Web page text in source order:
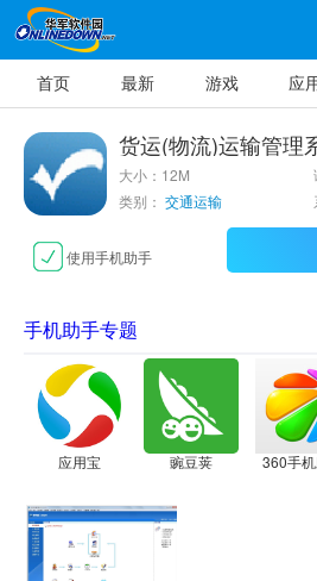
首页 最新 游戏 应
货运(物流)运输管理
大小：12M
类别： 交通运输
使用手机助手
手机助手专题
应用宝 豌豆荚 360手